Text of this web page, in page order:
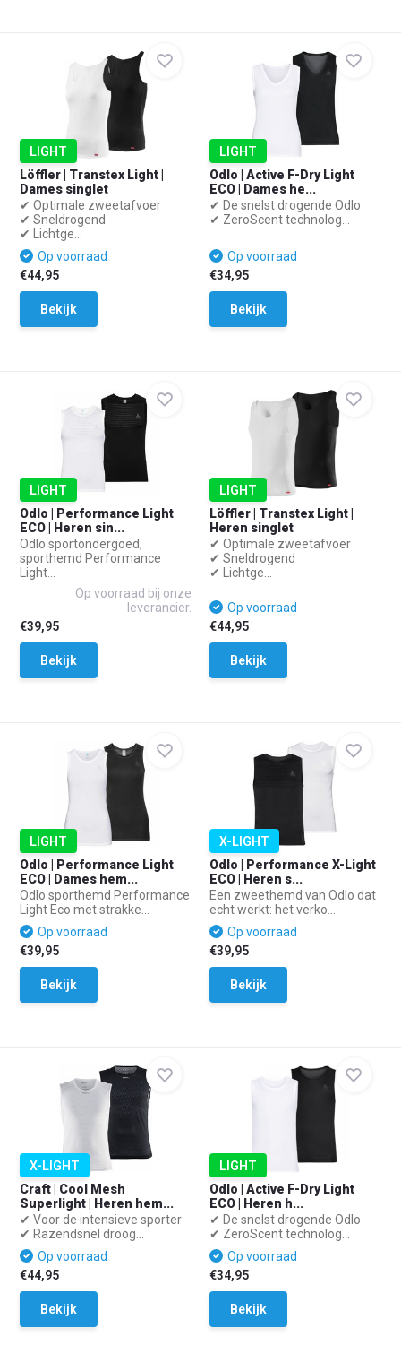
LIGHT
Löffler | Transtex Light |
Dames singlet
✔ Optimale zweetafvoer
✔ Sneldrogend
✔ Lichtge...
Op voorraad
€44,95
Bekijk
LIGHT
Odlo | Active F-Dry Light
ECO | Dames he...
✔ De snelst drogende Odlo
✔ ZeroScent technolog...
Op voorraad
€34,95
Bekijk
LIGHT
Odlo | Performance Light
ECO | Heren sin...
Odlo sportondergoed,
sporthemd Performance
Light...
Op voorraad bij onze
leverancier.
€39,95
Bekijk
LIGHT
Löffler | Transtex Light |
Heren singlet
✔ Optimale zweetafvoer
✔ Sneldrogend
✔ Lichtge...
Op voorraad
€44,95
Bekijk
LIGHT
Odlo | Performance Light
ECO | Dames hem...
Odlo sporthemd Performance
Light Eco met strakke...
Op voorraad
€39,95
Bekijk
X-LIGHT
Odlo | Performance X-Light
ECO | Heren s...
Een zweethemd van Odlo dat
echt werkt: het verko...
Op voorraad
€39,95
Bekijk
X-LIGHT
Craft | Cool Mesh
Superlight | Heren hem...
✔ Voor de intensieve sporter
✔ Razendsnel droog...
Op voorraad
€44,95
Bekijk
LIGHT
Odlo | Active F-Dry Light
ECO | Heren h...
✔ De snelst drogende Odlo
✔ ZeroScent technolog...
Op voorraad
€34,95
Bekijk